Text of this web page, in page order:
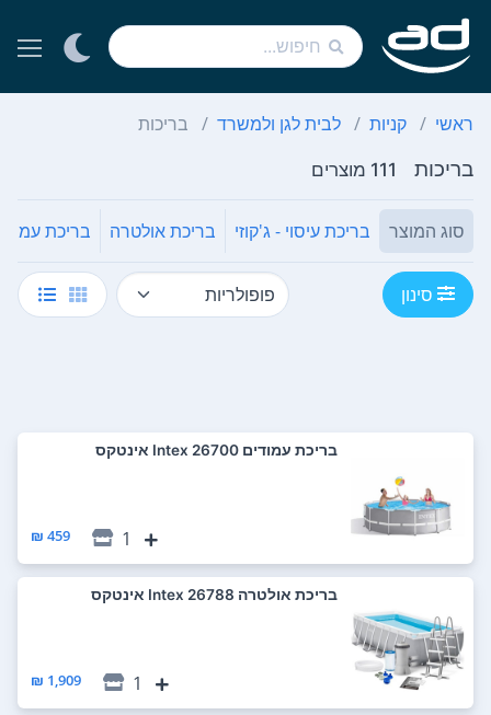
ראשי קניות לבית לגן ולמשרד בריכות
בריכות 111 מוצרים
סוג המוצר בריכת עיסוי - ג'קוזי בריכת אולטרה בריכת
סינון
‏בריכת עמודים 26700 Intex אינטקס
1
459 ₪
‏בריכת אולטרה 26788 Intex אינטקס
1
1,909 ₪